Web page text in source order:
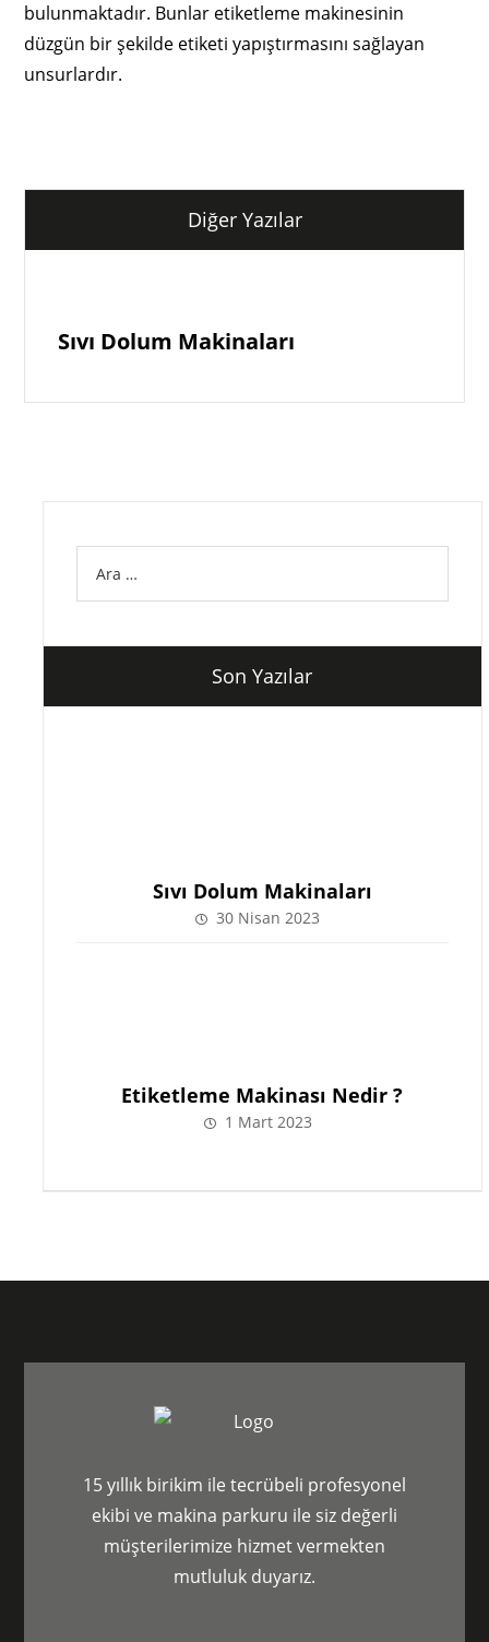
bulunmaktadır. Bunlar etiketleme makinesinin
düzgün bir şekilde etiketi yapıştırmasını sağlayan
unsurlardır.
Diğer Yazılar
Sıvı Dolum Makinaları
Son Yazılar
Sıvı Dolum Makinaları
30 Nisan 2023
Etiketleme Makinası Nedir ?
1 Mart 2023
15 yıllık birikim ile tecrübeli profesyonel
ekibi ve makina parkuru ile siz değerli
müşterilerimize hizmet vermekten
mutluluk duyarız.